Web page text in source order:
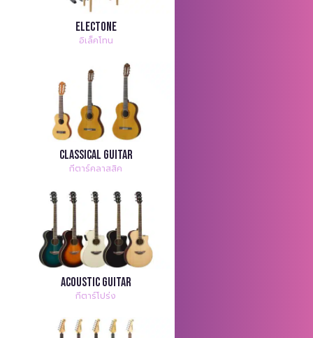
Electone
อิเล็คโทน
Classical Guitar
กีตาร์คลาสสิค
Acoustic Guitar
กีตาร์โปร่ง